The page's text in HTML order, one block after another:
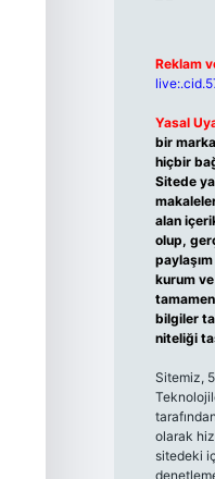
Reklam
Yasal
bir
hiçbir
Sitede
alan
olup,
kurum
bilgiler
niteliği
Sitemiz,
olarak
sitedeki